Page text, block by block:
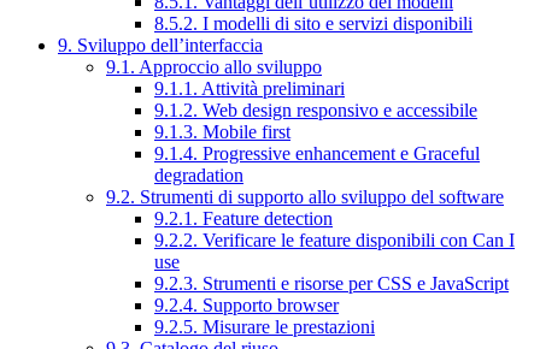
8.5.2. I modelli di sito e servizi disponibili
9. Sviluppo dell’interfaccia
9.1. Approccio allo sviluppo
9.1.1. Attività preliminari
9.1.2. Web design responsivo e accessibile
9.1.3. Mobile first
9.1.4. Progressive enhancement e Graceful
degradation
9.2. Strumenti di supporto allo sviluppo del software
9.2.1. Feature detection
9.2.2. Verificare le feature disponibili con Can I
use
9.2.3. Strumenti e risorse per CSS e JavaScript
9.2.4. Supporto browser
9.2.5. Misurare le prestazioni